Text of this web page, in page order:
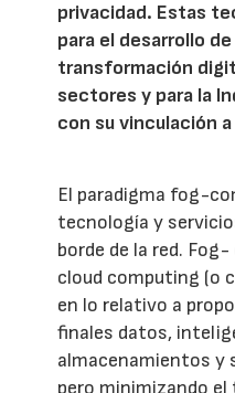
privacidad. Estas
para el desarrollo de
transformación
sectores y para la
con su vinculación a
El paradigma fog-
tecnología y
borde de la red.
cloud computing (o
en lo relativo a
finales datos,
almacenamientos y